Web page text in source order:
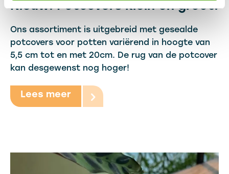
Nieuw! Potcovers klein en groot.
Ons assortiment is uitgebreid met gesealde
potcovers voor potten variërend in hoogte van
5,5 cm tot en met 20cm. De rug van de potcover
kan desgewenst nog hoger!
Lees meer